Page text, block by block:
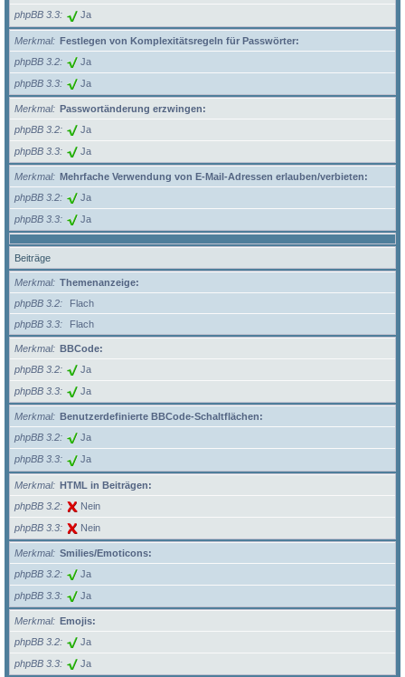
phpBB 3.3 Ja
Merkmal
Festlegen von Komplexitätsregeln für Passwörter:
phpBB 3.2
Ja
phpBB 3.3 Ja
Merkmal
Passwortänderung erzwingen:
phpBB 3.2
Ja
phpBB 3.3 Ja
Merkmal
Mehrfache Verwendung von E-Mail-Adressen erlauben/verbieten:
phpBB 3.2
Ja
phpBB 3.3 Ja
Beiträge
Merkmal
Themenanzeige:
phpBB 3.2
Flach
phpBB 3.3
Flach
Merkmal
BBCode:
phpBB 3.2
Ja
phpBB 3.3 Ja
Merkmal
Benutzerdefinierte BBCode-Schaltflächen:
phpBB 3.2
Ja
phpBB 3.3 Ja
Merkmal
HTML in Beiträgen:
phpBB 3.2
Nein
phpBB 3.3 Nein
Merkmal
Smilies/Emoticons:
phpBB 3.2
Ja
phpBB 3.3 Ja
Merkmal
Emojis:
phpBB 3.2
Ja
phpBB 3.3 Ja